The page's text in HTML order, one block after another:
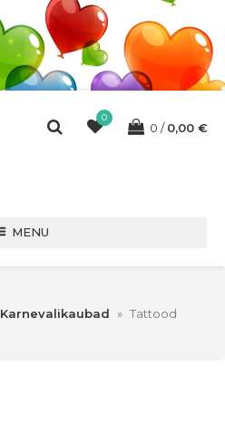
0
0 0,00 €
MENU
Karnevalikaubad » Tattood